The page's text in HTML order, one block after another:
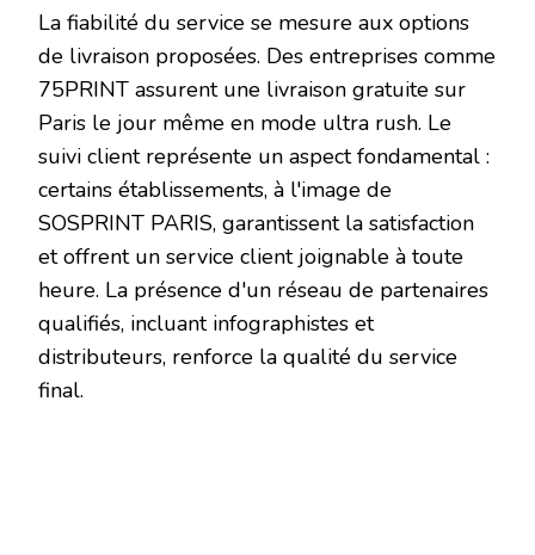
La fiabilité du service se mesure aux options
de livraison proposées. Des entreprises comme
75PRINT assurent une livraison gratuite sur
Paris le jour même en mode ultra rush. Le
suivi client représente un aspect fondamental :
certains établissements, à l'image de
SOSPRINT PARIS, garantissent la satisfaction
et offrent un service client joignable à toute
heure. La présence d'un réseau de partenaires
qualifiés, incluant infographistes et
distributeurs, renforce la qualité du service
final.